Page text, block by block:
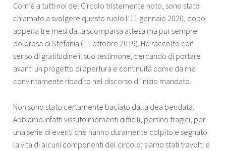
Com’è a tutti noi del Circolo tristemente noto, sono stato
chiamato a svolgere questo ruolo l’11 gennaio 2020, dopo
appena tre mesi dalla scomparsa attesa ma pur sempre
dolorosa di Stefania (11 ottobre 2019). Ho raccolto con
senso di gratitudine il suo testimone, cercando di portare
avanti un progetto di apertura e continuità come da me
convintamente ribadito nel discorso di inizio mandato.
Non sono stato certamente baciato dalla dea bendata.
Abbiamo infatti vissuto momenti difficili, persino tragici, per
una serie di eventi che hanno duramente colpito e segnato
la vita di alcuni componenti del circolo; siamo stati travolti e